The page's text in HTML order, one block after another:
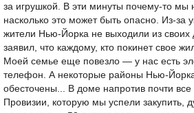
за игрушкой. В эти минуты почему-то мы
насколько это может быть опасно. Из-за
жители Нью-Йорка не выходили из
заявил, что каждому, кто покинет свое
Моей семье еще повезло — у нас есть
телефон. А некоторые районы Нью-
обесточены... В доме напротив почти все
Провизии, которую мы успели закупить,